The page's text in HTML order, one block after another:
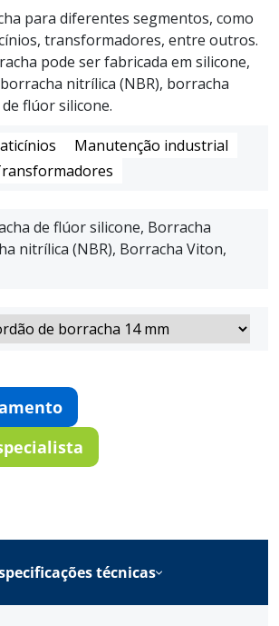
para diferentes segmentos, como
transformadores, entre outros.
pode ser fabricada em silicone,
nitrílica (NBR), borracha
flúor silicone.
Manutenção industrial
de flúor silicone, Borracha
nitrílica (NBR), Borracha Viton,
técnicas